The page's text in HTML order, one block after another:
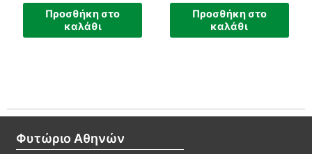
Προσθήκη στο
καλάθι
Προσθήκη στο
καλάθι
Φυτώριο Αθηνών